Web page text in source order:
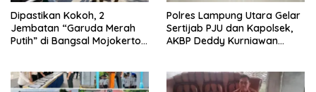
Dipastikan Kokoh, 2
Jembatan “Garuda Merah
Putih” di Bangsal Mojokerto
Polres Lampung Utara Gelar
Sertijab PJU dan Kapolsek,
AKBP Deddy Kurniawan